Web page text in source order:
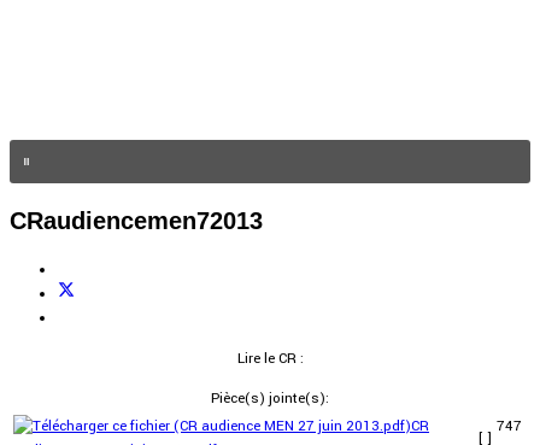
CRaudiencemen72013
Lire le CR :
Pièce(s) jointe(s):
CR
[ ]
747